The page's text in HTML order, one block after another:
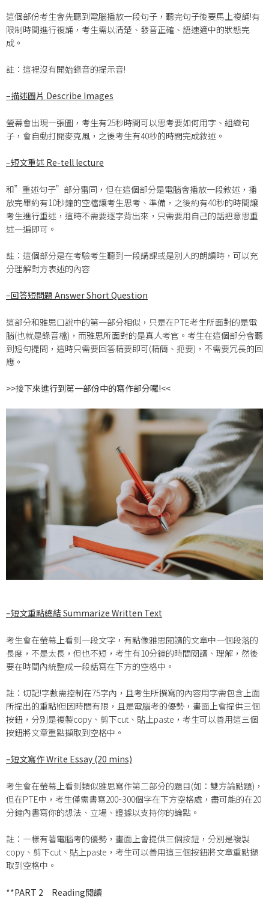
這個部份考生會先聽到電腦播放一段句子，聽完句子後要馬上複誦!有
限制時間進行複誦，考生需以清楚、發音正確、語速適中的狀態完
成。
註：這裡沒有開始錄音的提示音!
–描述圖片 Describe Images
螢幕會出現一張圖，考生有25秒時間可以思考要如何用字、組織句
子，會自動打開麥克風，之後考生有40秒的時間完成敘述。
–短文重述 Re-tell lecture
和”重述句子”部分雷同，但在這個部分是電腦會播放一段敘述，播
放完畢約有10秒鐘的空檔讓考生思考、準備，之後約有40秒的時間讓
考生進行重述，這時不需要逐字背出來，只需要用自己的話把意思重
述一遍即可。
註：這個部分是在考驗考生聽到一段講課或是別人的朗讀時，可以充
分理解對方表述的內容
–回答短問題 Answer Short Question
這部分和雅思口說中的第一部分相似，只是在PTE考生所面對的是電
腦(也就是錄音檔)，而雅思所面對的是真人考官。考生在這個部分會聽
到短句提問，這時只需要回答精要即可(精簡、扼要)，不需要冗長的回
應。
>>接下來進行到第一部份中的寫作部分囉!<<
–短文重點總結 Summarize Written Text
考生會在螢幕上看到一段文字，有點像雅思閱讀的文章中一個段落的
長度，不是太長，但也不短，考生有10分鐘的時間閱讀、理解，然後
要在時間內統整成一段話寫在下方的空格中。
註：切記!字數需控制在75字內，且考生所撰寫的內容用字需包含上面
所提出的重點!但因時間有限，且是電腦考的優勢，畫面上會提供三個
按鈕，分別是複製copy、剪下cut、貼上paste，考生可以善用這三個
按鈕將文章重點擷取到空格中。
–短文寫作 Write Essay (20 mins)
考生會在螢幕上看到類似雅思寫作第二部分的題目(如：雙方論點題)，
但在PTE中，考生僅需書寫200~300個字在下方空格處，盡可能的在20
分鐘內書寫你的想法、立場、證據以支持你的論點。
註：一樣有著電腦考的優勢，畫面上會提供三個按鈕，分別是複製
copy、剪下cut、貼上paste，考生可以善用這三個按鈕將文章重點擷
取到空格中。
**PART 2 Reading閱讀